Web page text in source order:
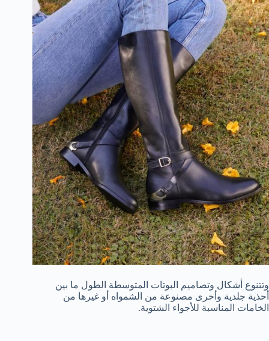
وتتنوع أشكال وتصاميم البوتات المتوسطة الطول ما بين
أحذية جلدية وأخرى مصنوعة من الشمواه أو غيرها من
الخامات المناسبة للأجواء الشتوية.